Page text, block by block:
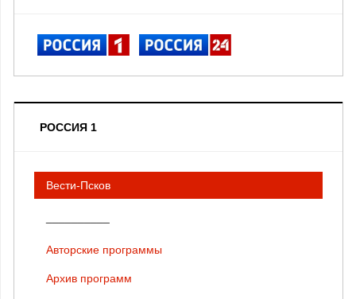
РОССИЯ 1
Вести-Псков
Авторские программы
Архив программ